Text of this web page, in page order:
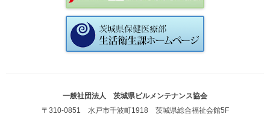
一般社団法人 茨城県ビルメンテナンス協会
〒310-0851 水戸市千波町1918 茨城県総合福祉会館5F